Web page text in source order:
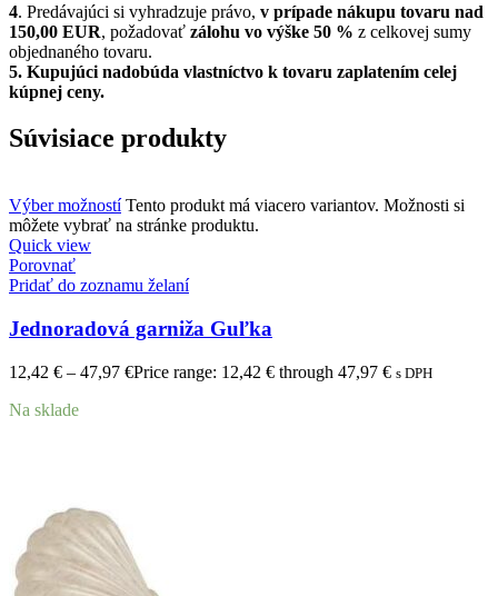
4. Predávajúci si vyhradzuje právo, v prípade nákupu tovaru nad
150,00 EUR, požadovať zálohu vo výške 50 % z celkovej sumy
objednaného tovaru.
5. Kupujúci nadobúda vlastníctvo k tovaru zaplatením celej
kúpnej ceny.
Súvisiace produkty
Výber možností Tento produkt má viacero variantov. Možnosti si
môžete vybrať na stránke produktu.
Quick view
Porovnať
Pridať do zoznamu želaní
Jednoradová garniža Guľka
12,42 € – 47,97 €Price range: 12,42 € through 47,97 € s DPH
Na sklade